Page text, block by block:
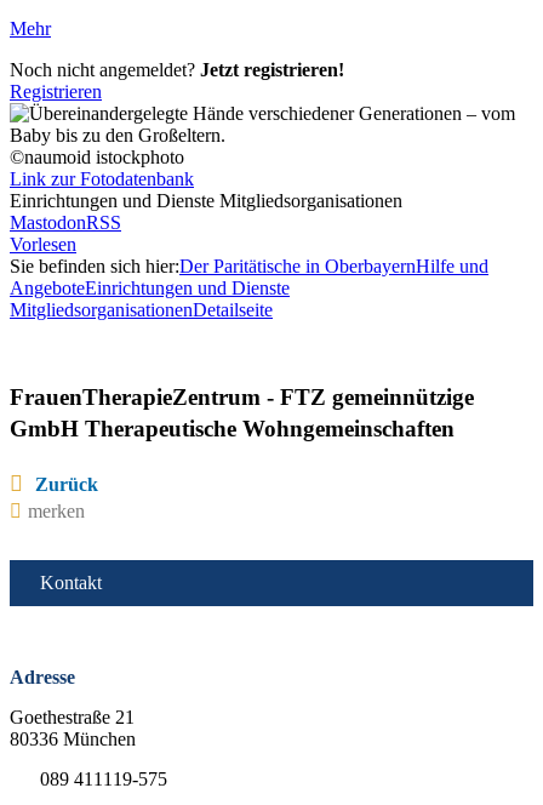
Mehr
Noch nicht angemeldet? Jetzt registrieren!
Registrieren
©naumoid istockphoto
Link zur Fotodatenbank
Einrichtungen und Dienste Mitgliedsorganisationen
MastodonRSS
Vorlesen
Sie befinden sich hier:Der Paritätische in OberbayernHilfe und
AngeboteEinrichtungen und Dienste
MitgliedsorganisationenDetailseite
FrauenTherapieZentrum - FTZ gemeinnützige
GmbH Therapeutische Wohngemeinschaften
Zurück
merken
Kontakt
Adresse
Goethestraße 21
80336 München
089 411119-575